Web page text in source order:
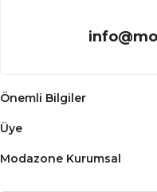
Önemli Bilgiler
Üye
Modazone Kurumsal